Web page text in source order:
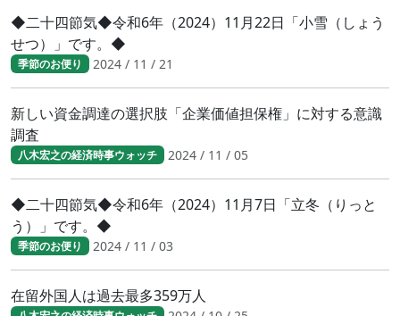
◆二十四節気◆令和6年（2024）11月22日「小雪（しょう
せつ）」です。◆
季節のお便り 2024 / 11 / 21
新しい資金調達の選択肢「企業価値担保権」に対する意識
調査
八木宏之の経済時事ウォッチ 2024 / 11 / 05
◆二十四節気◆令和6年（2024）11月7日「立冬（りっと
う）」です。◆
季節のお便り 2024 / 11 / 03
在留外国人は過去最多359万人